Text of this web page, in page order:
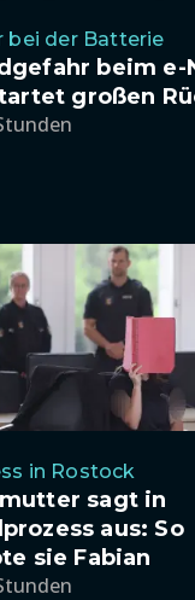
bei der Batterie
beim e-
großen
in Rostock
sagt in
aus: So
sie Fabian